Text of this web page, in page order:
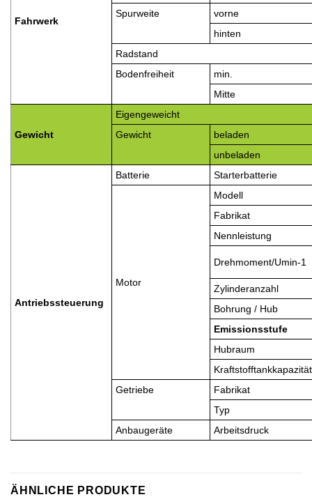
Fahrwerk
Spurweite
vorne
hinten
Radstand
Bodenfreiheit
min.
Mitte
Gewicht
Eigengeweicht
Gewicht
beladen
unbeladen
Antriebssteuerung
Batterie Starterbatterie
Motor
Modell
Fabrikat
Nennleistung
Drehmoment/Umin-1
Zylinderanzahl
Bohrung / Hub
Emissionsstufe
Hubraum
Kraftstofftankkapazität
Getriebe
Fabrikat
Typ
Anbaugeräte
Arbeitsdruck
ÄHNLICHE PRODUKTE